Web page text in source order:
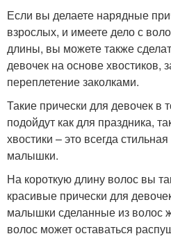
Если вы делаете нарядные
взрослых, и имеете дело с
длины, вы можете также
девочек на основе хвостиков,
переплетение заколками.
Такие прически для девочек в
подойдут как для праздника,
хвостики – это всегда
малышки.
На короткую длину волос вы
красивые прически для
малышки сделанные из волос
волос может оставаться